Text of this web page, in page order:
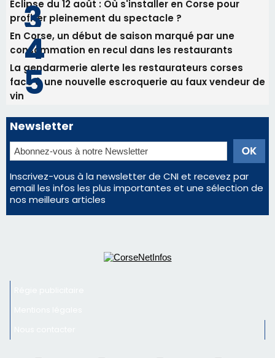
En Corse, un début de saison marqué par une
consommation en recul dans les restaurants
La gendarmerie alerte les restaurateurs corses
face à une nouvelle escroquerie au faux vendeur de
vin
Newsletter
Inscrivez-vous à la newsletter de CNI et recevez par
email les infos les plus importantes et une sélection de
nos meilleurs articles